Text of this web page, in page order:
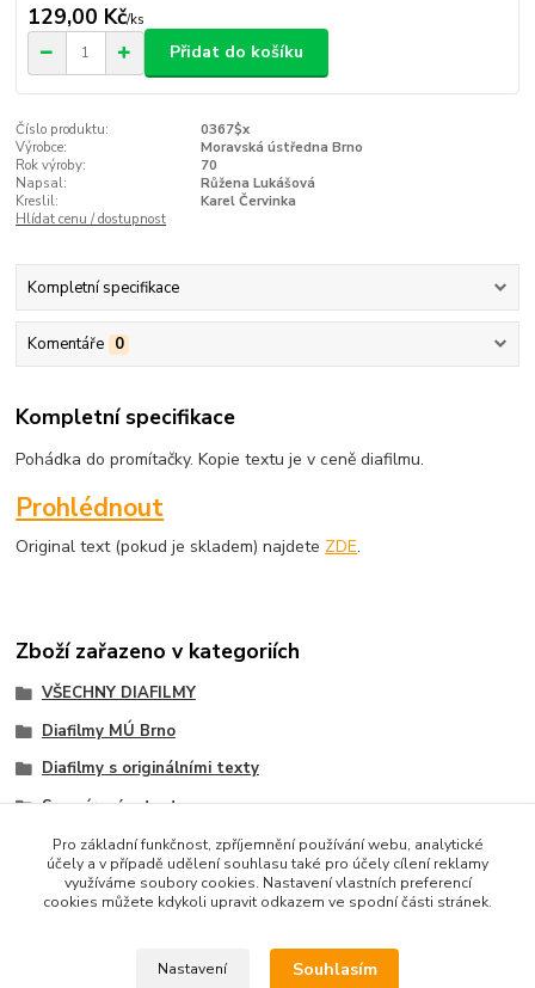
129,00 Kč/ks
Přidat do košíku
Číslo produktu:
0367$x
Výrobce:
Moravská ústředna Brno
Rok výroby:
70
Napsal:
Růžena Lukášová
Kreslil:
Karel Červinka
Hlídat cenu / dostupnost
Kompletní specifikace
Komentáře 0
Kompletní specifikace
Pohádka do promítačky. Kopie textu je v ceně diafilmu.
Prohlédnout
Original text (pokud je skladem) najdete ZDE.
Zboží zařazeno v kategoriích
VŠECHNY DIAFILMY
Diafilmy MÚ Brno
Diafilmy s originálními texty
S papírovým textem
Upravit sběr cookies.
Pro základní funkčnost, zpříjemnění používání webu, analytické
účely a v případě udělení souhlasu také pro účely cílení reklamy
využíváme soubory cookies. Nastavení vlastních preferencí
cookies můžete kdykoli upravit odkazem ve spodní části stránek.
Nastavení Souhlasím